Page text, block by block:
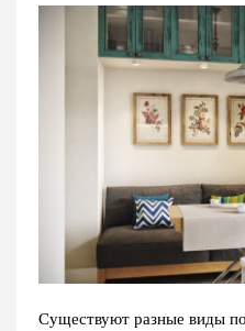
Существуют разные виды